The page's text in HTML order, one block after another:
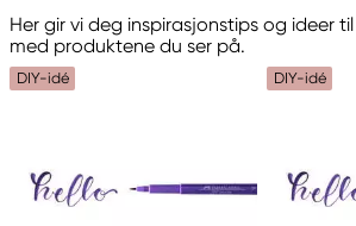
Nürnberger Straße 2
90546 Stein, Germany
info@Faber-Castell.de
Her gir vi deg inspirasjonstips og ideer
med produktene du ser på.
DIY-idé DIY-idé